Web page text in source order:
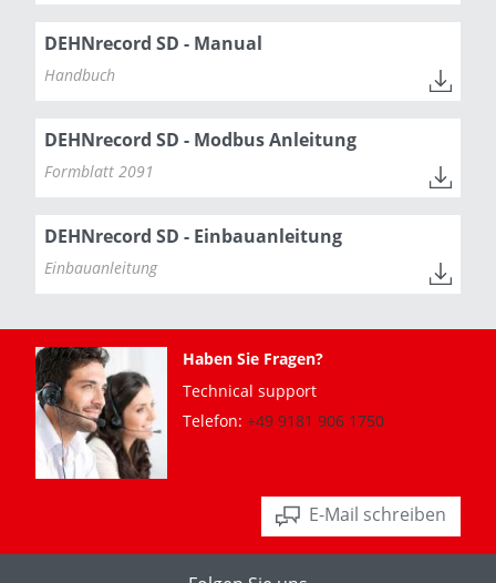
DEHNrecord SD - Manual
Handbuch
DEHNrecord SD - Modbus Anleitung
Formblatt 2091
DEHNrecord SD - Einbauanleitung
Einbauanleitung
Haben Sie Fragen?
Technical support
Telefon: +49 9181 906 1750
E-Mail schreiben